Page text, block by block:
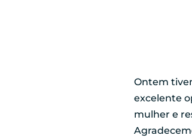
Ontem
excelente
mulher e